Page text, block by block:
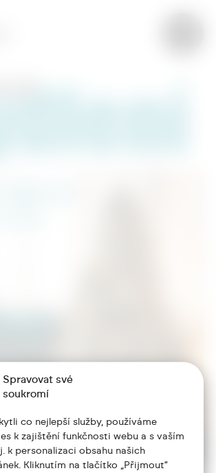
Spravovat své
soukromí
co nejlepší služby, používáme
k zajištění funkčnosti webu a s vaším
k personalizaci obsahu našich
Kliknutím na tlačítko „Přijmout“